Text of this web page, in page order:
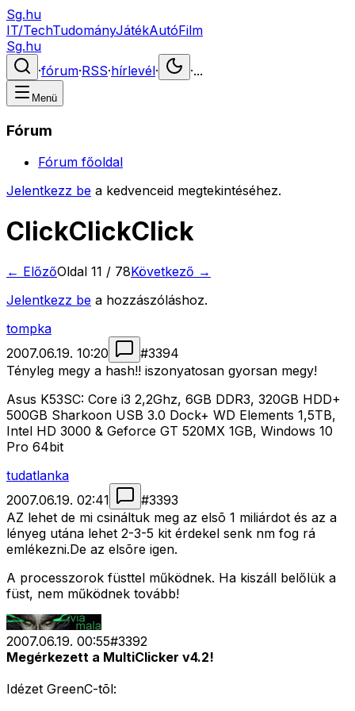
Sg.hu
IT/TechTudományJátékAutóFilm
Sg.hu
·fórum·RSS·hírlevél· ·...
Menü
Fórum
Fórum főoldal
Jelentkezz be a kedvenceid megtekintéséhez.
ClickClickClick
← ElőzőOldal 11 / 78Következő →
Jelentkezz be a hozzászóláshoz.
tompka
2007.06.19. 10:20
#3394
Tényleg megy a hash!! iszonyatosan gyorsan megy!
Asus K53SC: Core i3 2,2Ghz, 6GB DDR3, 320GB HDD+
500GB Sharkoon USB 3.0 Dock+ WD Elements 1,5TB,
Intel HD 3000 & Geforce GT 520MX 1GB, Windows 10
Pro 64bit
tudatlanka
2007.06.19. 02:41
#3393
AZ lehet de mi csináltuk meg az elsõ 1 miliárdot és az a
lényeg utána lehet 2-3-5 kit érdekel senk nm fog rá
emlékezni.De az elsõre igen.
A processzorok füsttel működnek. Ha kiszáll belőlük a
füst, nem működnek tovább!
2007.06.19. 00:55#3392
Megérkezett a MultiClicker v4.2!
Idézet GreenC-tõl: